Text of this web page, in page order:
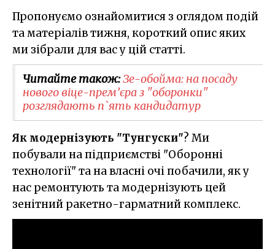
Пропонуємо ознайомитися з оглядом подій
та матеріалів тижня, короткий опис яких
ми зібрали для вас у цій статті.
Читайте також:Зе-обойма: на посаду
нового віце-прем’єра з "оборонки"
розглядають п`ять кандидатур
Як модернізують "Тунгуски"? Ми
побували на підприємстві "Оборонні
технології" та на власні очі побачили, як у
нас ремонтують та модернізують цей
зенітний ракетно-гарматний комплекс.